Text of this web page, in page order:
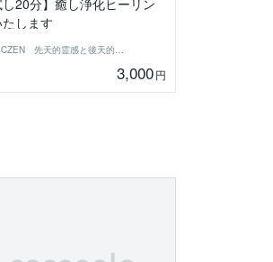
し20分】癒し浄化ヒーリン
します
CZEN 先天的霊感と後天的神秘力の導者
3,000円